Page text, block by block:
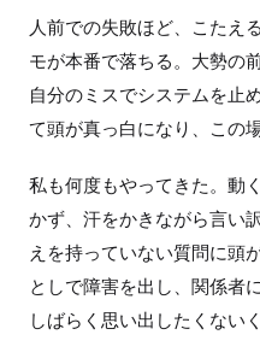
人前での失敗ほど、こたえ
モが本番で落ちる。大勢の
自分のミスでシステムを止
て頭が真っ白になり、この
私も何度もやってきた。動
かず、汗をかきながら言い
えを持っていない質問に頭
としで障害を出し、関係者
しばらく思い出したくない